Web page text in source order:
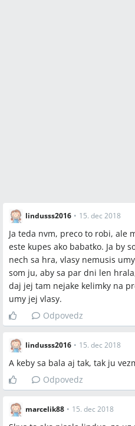
lindusss2016 • 15. dec 2018
Ja teda nvm, preco to robi, ale
este kupes ako babatko. Ja by
nech sa hra, vlasy nemusis
som ju, aby sa par dni len
daj jej tam nejake kelimky na
umy jej vlasy.
Odpovedz
lindusss2016 • 15. dec 2018
A keby sa bala aj tak, tak ju
Odpovedz
marcelik88 • 15. dec 2018